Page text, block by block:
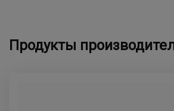
Продукты